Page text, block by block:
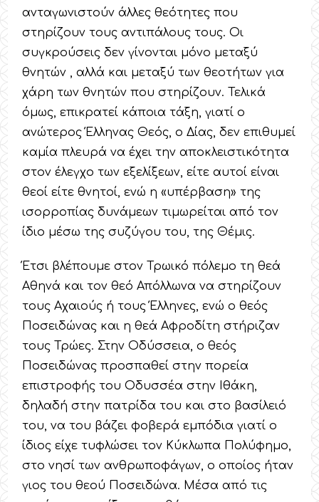
ανταγωνιστούν άλλες θεότητες που
στηρίζουν τους αντιπάλους τους. Οι
συγκρούσεις δεν γίνονται μόνο μεταξύ
θνητών , αλλά και μεταξύ των θεοτήτων για
χάρη των θνητών που στηρίζουν. Τελικά
όμως, επικρατεί κάποια τάξη, γιατί ο
ανώτερος Έλληνας Θεός, ο Δίας, δεν επιθυμεί
καμία πλευρά να έχει την αποκλειστικότητα
στον έλεγχο των εξελίξεων, είτε αυτοί είναι
θεοί είτε θνητοί, ενώ η «υπέρβαση» της
ισορροπίας δυνάμεων τιμωρείται από τον
ίδιο μέσω της συζύγου του, της Θέμις.
Έτσι βλέπουμε στον Τρωικό πόλεμο τη θεά
Αθηνά και τον θεό Απόλλωνα να στηρίζουν
τους Αχαιούς ή τους Έλληνες, ενώ ο θεός
Ποσειδώνας και η θεά Αφροδίτη στήριζαν
τους Τρώες. Στην Οδύσσεια, ο θεός
Ποσειδώνας προσπαθεί στην πορεία
επιστροφής του Οδυσσέα στην Ιθάκη,
δηλαδή στην πατρίδα του και στο βασίλειό
του, να του βάζει φοβερά εμπόδια γιατί ο
ίδιος είχε τυφλώσει τον Κύκλωπα Πολύφημο,
στο νησί των ανθρωποφάγων, ο οποίος ήταν
γιος του θεού Ποσειδώνα. Μέσα από τις